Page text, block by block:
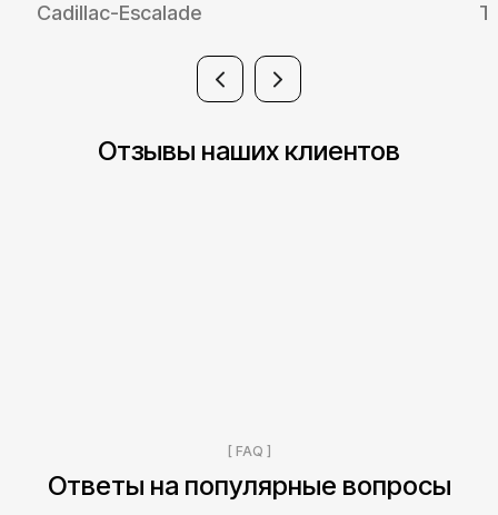
Cadillac-Escalade
Отзывы наших клиентов
[ FAQ ]
Ответы на популярные вопросы